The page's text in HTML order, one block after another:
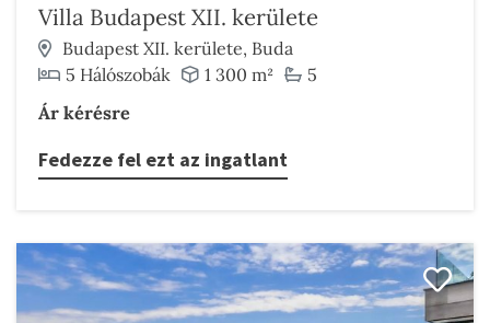
Villa Budapest XII. kerülete
Budapest XII. kerülete, Buda
5 Hálószobák
1 300 m²
5
Ár kérésre
Fedezze fel ezt az ingatlant